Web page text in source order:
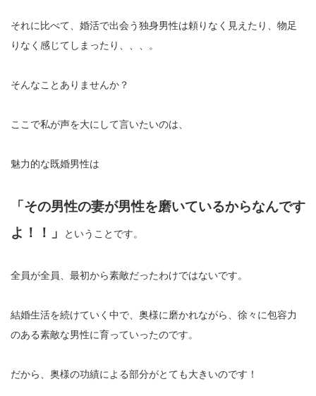
それに比べて、婚活で出会う独身男性は頼りなく見えたり、物足
りなく感じてしまったり、、、。
そんなことありませんか？
ここで私が声を大にして言いたいのは、
魅力的な既婚男性は
「その男性の妻が男性を磨いているからなんです
よ！！」
ということです。
全員が全員、最初から素敵だったわけではないです。
結婚生活を続けていく中で、奥様に磨かれながら、徐々に包容力
のある素敵な男性に育っていったのです。
だから、奥様の功績による部分がとても大きいのです！